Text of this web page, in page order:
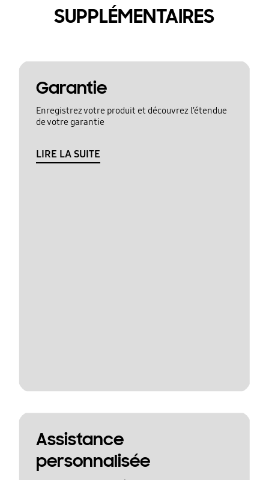
SUPPLÉMENTAIRES
Garantie
Enregistrez votre produit et découvrez l’étendue
de votre garantie
LIRE LA SUITE
Assistance
personnalisée